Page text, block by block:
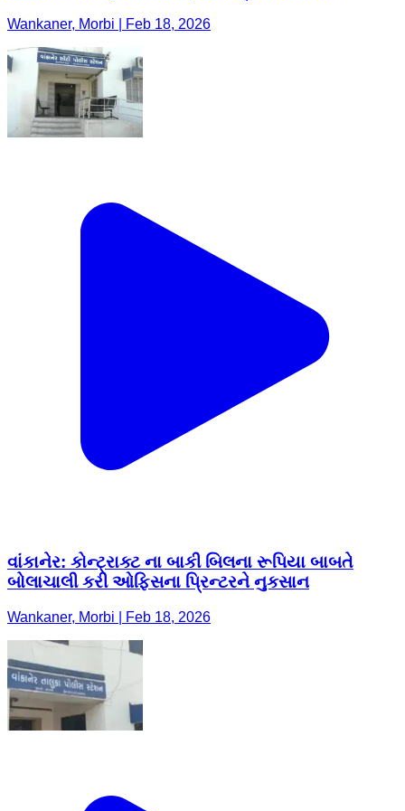
Wankaner, Morbi | Feb 18, 2026
વાંકાનેર: કોન્ટ્રાક્ટ ના બાકી બિલના રૂપિયા બાબતે
બોલાચાલી કરી ઓફિસના પ્રિન્ટરને નુકસાન
Wankaner, Morbi | Feb 18, 2026